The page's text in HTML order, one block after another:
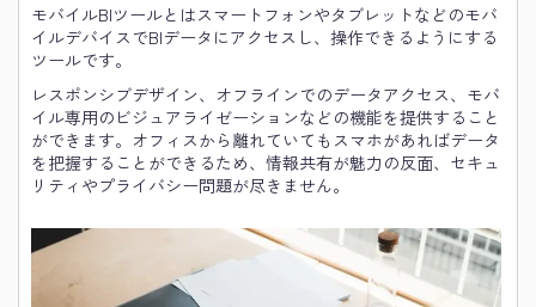
モバイルBIツールとはスマートフォンやタブレットなどのモバ
イルデバイスでBIデータにアクセスし、操作できるようにする
ツールです。
レスポンシブデザイン、オフラインでのデータアクセス、モバ
イル専用のビジュアライゼーションなどの機能を提供すること
ができます。オフィスから離れていてもスマホがあればデータ
を把握することができるため、情報共有が魅力の反面、セキュ
リティやプライバシー問題が尽きません。